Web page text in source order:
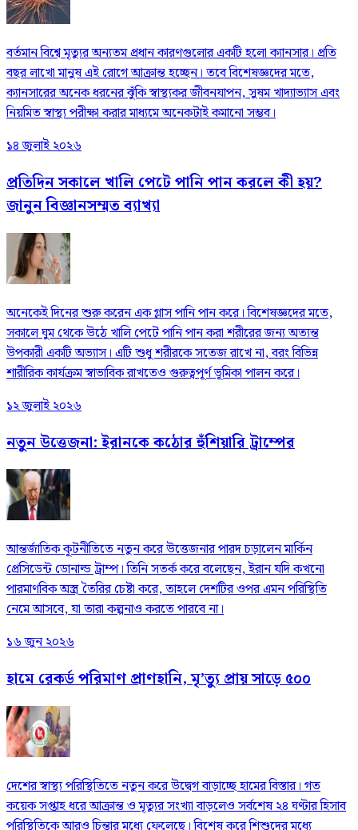
বর্তমান বিশ্বে মৃত্যুর অন্যতম প্রধান কারণগুলোর একটি হলো ক্যানসার। প্রতি
বছর লাখো মানুষ এই রোগে আক্রান্ত হচ্ছেন। তবে বিশেষজ্ঞদের মতে,
ক্যানসারের অনেক ধরনের ঝুঁকি স্বাস্থ্যকর জীবনযাপন, সুষম খাদ্যাভ্যাস এবং
নিয়মিত স্বাস্থ্য পরীক্ষা করার মাধ্যমে অনেকটাই কমানো সম্ভব।
১৪ জুলাই ২০২৬
প্রতিদিন সকালে খালি পেটে পানি পান করলে কী হয়?
জানুন বিজ্ঞানসম্মত ব্যাখ্যা
অনেকেই দিনের শুরু করেন এক গ্লাস পানি পান করে। বিশেষজ্ঞদের মতে,
সকালে ঘুম থেকে উঠে খালি পেটে পানি পান করা শরীরের জন্য অত্যন্ত
উপকারী একটি অভ্যাস। এটি শুধু শরীরকে সতেজ রাখে না, বরং বিভিন্ন
শারীরিক কার্যক্রম স্বাভাবিক রাখতেও গুরুত্বপূর্ণ ভূমিকা পালন করে।
১২ জুলাই ২০২৬
নতুন উত্তেজনা: ইরানকে কঠোর হুঁশিয়ারি ট্রাম্পের
আন্তর্জাতিক কূটনীতিতে নতুন করে উত্তেজনার পারদ চড়ালেন মার্কিন
প্রেসিডেন্ট ডোনাল্ড ট্রাম্প। তিনি সতর্ক করে বলেছেন, ইরান যদি কখনো
পারমাণবিক অস্ত্র তৈরির চেষ্টা করে, তাহলে দেশটির ওপর এমন পরিস্থিতি
নেমে আসবে, যা তারা কল্পনাও করতে পারবে না।
১৬ জুন ২০২৬
হামে রেকর্ড পরিমাণ প্রাণহানি, মৃ’ত্যু প্রায় সাড়ে ৫০০
দেশের স্বাস্থ্য পরিস্থিতিতে নতুন করে উদ্বেগ বাড়াচ্ছে হামের বিস্তার। গত
কয়েক সপ্তাহ ধরে আক্রান্ত ও মৃত্যুর সংখ্যা বাড়লেও সর্বশেষ ২৪ ঘণ্টার হিসাব